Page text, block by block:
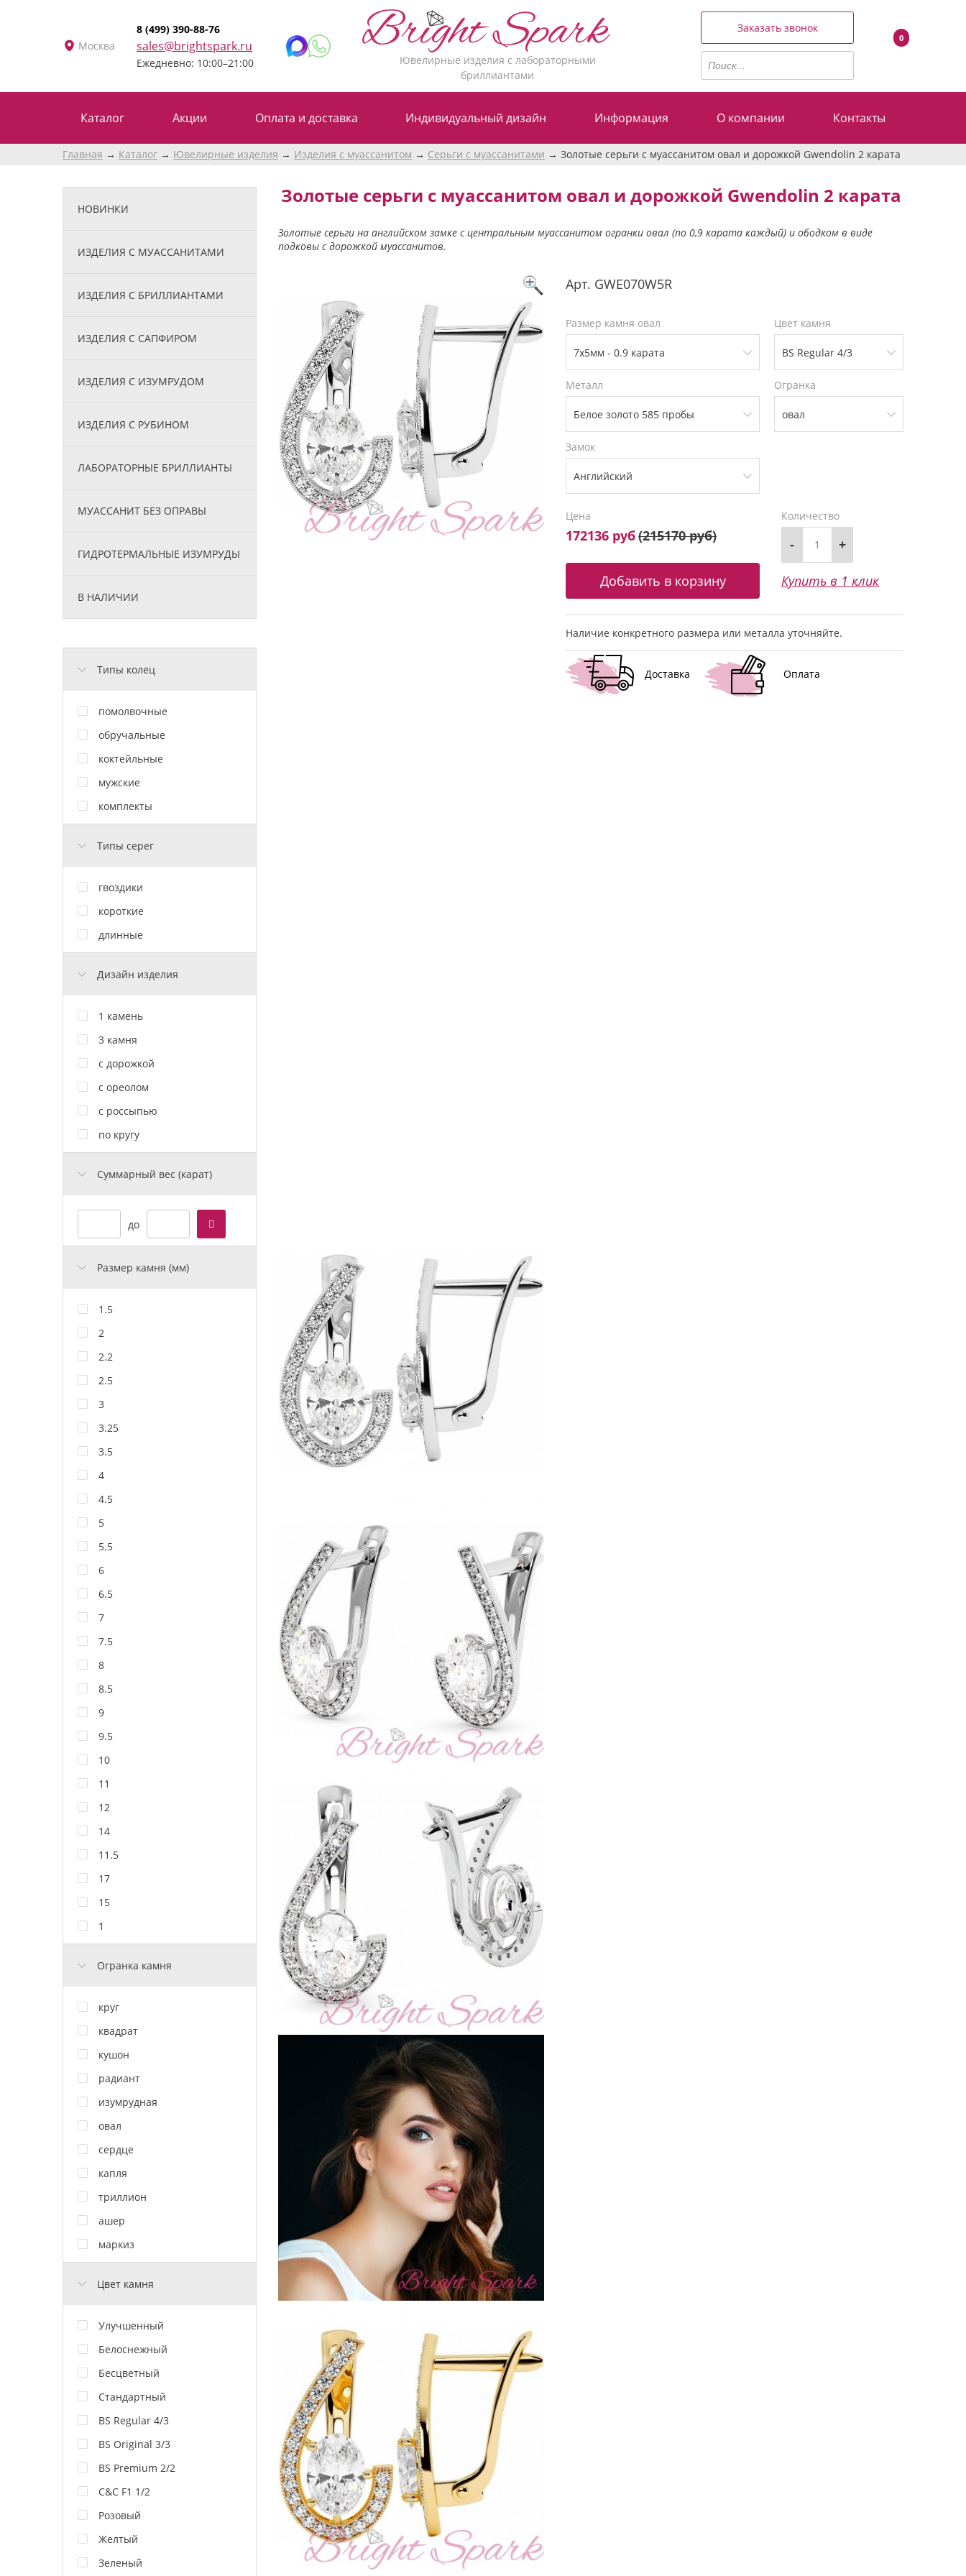
Москва
8 (499) 390-88-76
sales@brightspark.ru
Ежедневно: 10:00–21:00
Ювелирные изделия с лабораторными
бриллиантами
Заказать звонок
0
Каталог Акции Оплата и доставка Индивидуальный дизайн Информация О компании Контакты
Главная Каталог Ювелирные изделия Изделия с муассанитом Серьги с муассанитами Золотые серьги с муассанитом овал и дорожкой Gwendolin 2 карата
НОВИНКИ
ИЗДЕЛИЯ С МУАССАНИТАМИ
ИЗДЕЛИЯ С БРИЛЛИАНТАМИ
ИЗДЕЛИЯ С САПФИРОМ
ИЗДЕЛИЯ С ИЗУМРУДОМ
ИЗДЕЛИЯ С РУБИНОМ
ЛАБОРАТОРНЫЕ БРИЛЛИАНТЫ
МУАССАНИТ БЕЗ ОПРАВЫ
ГИДРОТЕРМАЛЬНЫЕ ИЗУМРУДЫ
В НАЛИЧИИ
Типы колец
помолвочные
обручальные
коктейльные
мужские
комплекты
Типы серег
гвоздики
короткие
длинные
Дизайн изделия
1 камень
3 камня
с дорожкой
с ореолом
с россыпью
по кругу
Cуммарный вес (карат)
до
Размер камня (мм)
1.5
2
2.2
2.5
3
3.25
3.5
4
4.5
5
5.5
6
6.5
7
7.5
8
8.5
9
9.5
10
11
12
14
11.5
17
15
1
Огранка камня
круг
квадрат
кушон
радиант
изумрудная
овал
сердце
капля
триллион
ашер
маркиз
Цвет камня
Улучшенный
Белоснежный
Бесцветный
Стандартный
BS Regular 4/3
BS Original 3/3
BS Premium 2/2
C&C F1 1/2
Розовый
Желтый
Зеленый
Золотые серьги с муассанитом овал и дорожкой Gwendolin 2 карата
Золотые серьги на английском замке с центральным муассанитом огранки овал (по 0,9 карата каждый) и ободком в виде
подковы с дорожкой муассанитов.
Арт. GWE070W5R
Размер камня овал Цвет камня
Металл Огранка
Замок
Цена
172136 руб(215170 руб)
Количество
- +
Купить в 1 клик
Наличие конкретного размера или металла уточняйте.
Доставка Оплата